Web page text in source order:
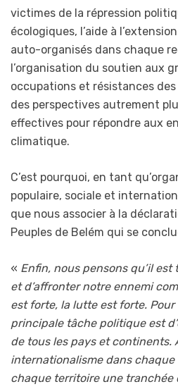
victimes de la répression
écologiques, l’aide à
auto-organisés dans chaque
l’organisation du soutien aux
occupations et résistances
des perspectives autrement
effectives pour répondre aux
climatique.
C’est pourquoi, en tant
populaire, sociale et
que nous associer à la
Peuples de Belém qui se
« Enfin, nous pensons qu’il est
et d’affronter notre ennemi
est forte, la lutte est forte.
principale tâche politique est
de tous les pays et continents.
internationalisme dans
chaque territoire une tranchée